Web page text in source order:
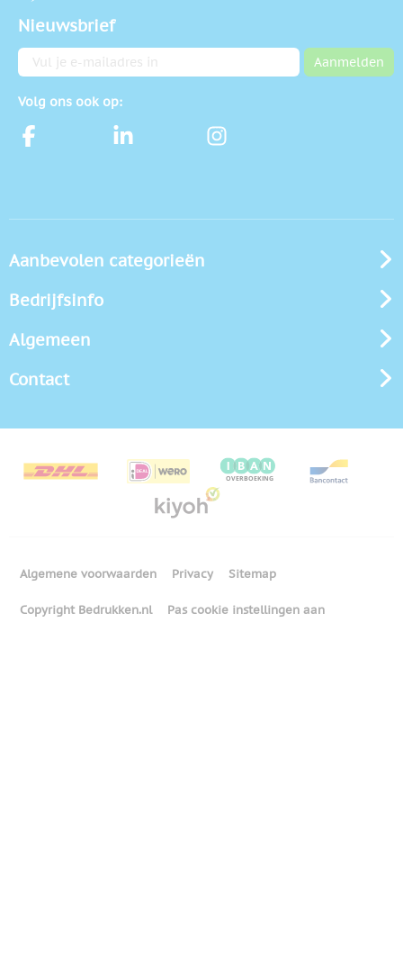
Nieuwsbrief
E-mailadres Aanmelden
Volg ons ook op:
Aanbevolen categorieën
Bedrijfsinfo
Algemeen
Contact
Algemene voorwaarden Privacy Sitemap
Copyright Bedrukken.nl Pas cookie instellingen aan